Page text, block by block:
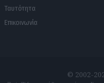
Ταυτότητα
Επικοινωνία
© 2002-